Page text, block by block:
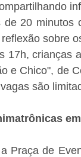
de 20
sobre
17h, crianças
e Chico", de
são
Praça de